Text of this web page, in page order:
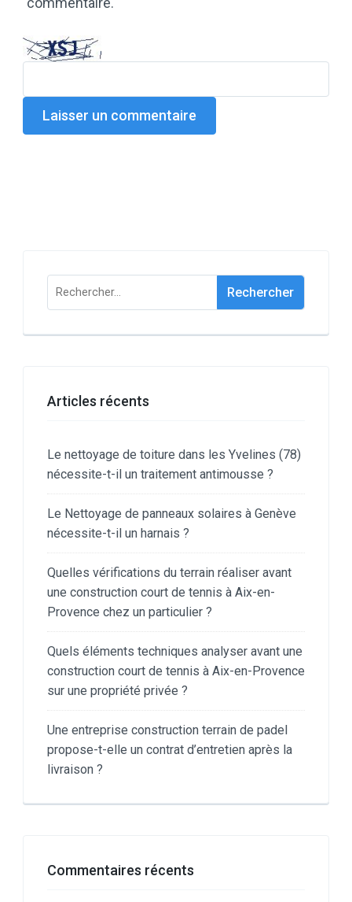
Rechercher :
Articles récents
Le nettoyage de toiture dans les Yvelines (78)
nécessite-t-il un traitement antimousse ?
Le Nettoyage de panneaux solaires à Genève
nécessite-t-il un harnais ?
Quelles vérifications du terrain réaliser avant
une construction court de tennis à Aix-en-
Provence chez un particulier ?
Quels éléments techniques analyser avant une
construction court de tennis à Aix-en-Provence
sur une propriété privée ?
Une entreprise construction terrain de padel
propose-t-elle un contrat d’entretien après la
livraison ?
Commentaires récents